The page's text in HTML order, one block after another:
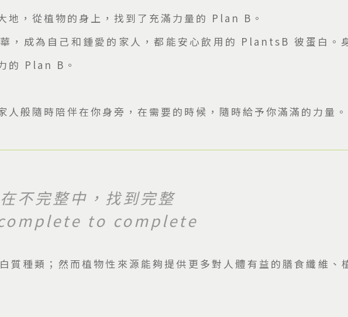
地，從植物的身上，找到了充滿力量的 Plan B。
，成為自己和鍾愛的家人，都能安心飲用的 PlantsB 彼蛋白。
的 Plan B。
般隨時陪伴在你身旁，在需要的時候，隨時給予你滿滿的力量。
在不完整中，找到完整
to complete
質種類；然而植物性來源能夠提供更多對人體有益的膳食纖維、